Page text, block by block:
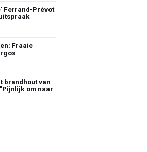
Ferrand-Prévot
Fraaie
brandhout van
om naar